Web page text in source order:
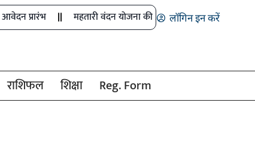
महतारी वंदन योजना की 30वीं किस्त जारी मुख्य सचिव ने
लॉगिन इन करें
राशिफल शिक्षा Reg. Form